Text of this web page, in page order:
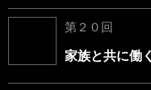
第２０回
家族と共に働